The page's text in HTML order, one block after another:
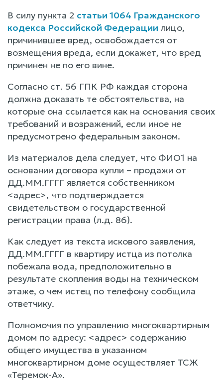
В силу пункта 2 статьи 1064 Гражданского
кодекса Российской Федерации лицо,
причинившее вред, освобождается от
возмещения вреда, если докажет, что вред
причинен не по его вине.
Согласно ст. 56 ГПК РФ каждая сторона
должна доказать те обстоятельства, на
которые она ссылается как на основания своих
требований и возражений, если иное не
предусмотрено федеральным законом.
Из материалов дела следует, что ФИО1 на
основании договора купли – продажи от
ДД.ММ.ГГГГ является собственником
<адрес>, что подтверждается
свидетельством о государственной
регистрации права (л.д. 86).
Как следует из текста искового заявления,
ДД.ММ.ГГГГ в квартиру истца из потолка
побежала вода, предположительно в
результате скопления воды на техническом
этаже, о чем истец по телефону сообщила
ответчику.
Полномочия по управлению многоквартирным
домом по адресу: <адрес> содержанию
общего имущества в указанном
многоквартирном доме осуществляет ТСЖ
«Теремок-А».